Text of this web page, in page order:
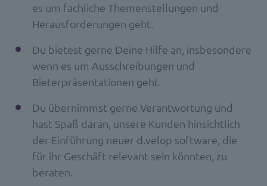
es um fachliche Themenstellungen und
Herausforderungen geht.
Du bietest gerne Deine Hilfe an, insbesondere
wenn es um Ausschreibungen und
Bieterpräsentationen geht.
Du übernimmst gerne Verantwortung und
hast Spaß daran, unsere Kunden hinsichtlich
der Einführung neuer d.velop software, die
für ihr Geschäft relevant sein könnten, zu
beraten.